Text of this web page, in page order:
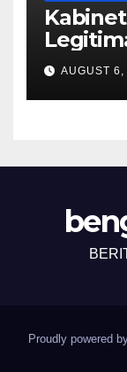
Publik
AUGUST 6,
Proudly powered